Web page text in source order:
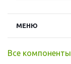
МЕНЮ
Все